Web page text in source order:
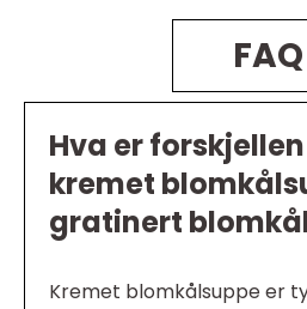
FAQ
Hva er
kremet
gratinert
Kremet blomkålsuppe er